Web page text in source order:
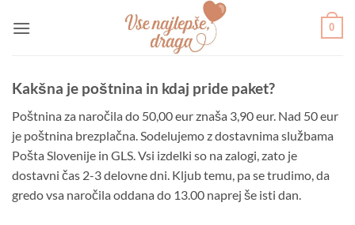
0
Kakšna je poštnina in kdaj pride paket?
Poštnina za naročila do 50,00 eur znaša 3,90 eur. Nad 50 eur
je poštnina brezplačna. Sodelujemo z dostavnima službama
Pošta Slovenije in GLS. Vsi izdelki so na zalogi, zato je
dostavni čas 2-3 delovne dni. Kljub temu, pa se trudimo, da
gredo vsa naročila oddana do 13.00 naprej še isti dan.